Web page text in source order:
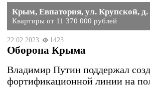
Крым, Евпатория, ул. Крупской, д.
Квартиры от 11 370 000 рублей
22.02.2023 1423
Оборона Крыма
Владимир Путин поддержал
фортификационной линии на